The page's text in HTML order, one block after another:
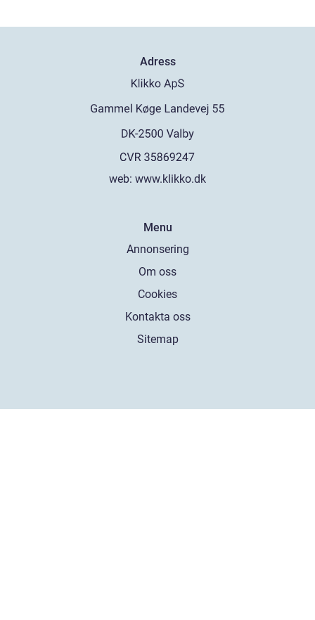
Adress
web: www.klikko.dk
Menu
Annonsering
Om oss
Cookies
Kontakta oss
Sitemap